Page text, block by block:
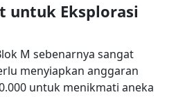
untuk Eksplorasi
M sebenarnya sangat
menyiapkan anggaran
untuk menikmati aneka